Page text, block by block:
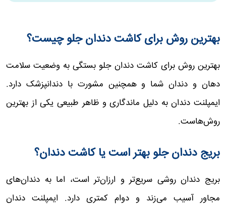
بهترین روش برای کاشت دندان جلو چیست؟
بهترین روش برای کاشت دندان جلو بستگی به وضعیت سلامت
دهان و دندان شما و همچنین مشورت با دندانپزشک دارد.
ایمپلنت دندان به دلیل ماندگاری و ظاهر طبیعی یکی از بهترین
روش‌هاست.
بریج دندان جلو بهتر است یا کاشت دندان؟
بریج دندان روشی سریع‌تر و ارزان‌تر است، اما به دندان‌های
مجاور آسیب می‌زند و دوام کمتری دارد. ایمپلنت دندان